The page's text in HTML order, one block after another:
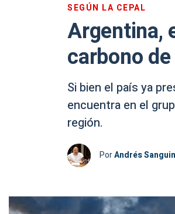
SEGÚN LA CEPAL
Argentina,
carbono
Si bien el país ya
encuentra en el
región.
PorAndrés